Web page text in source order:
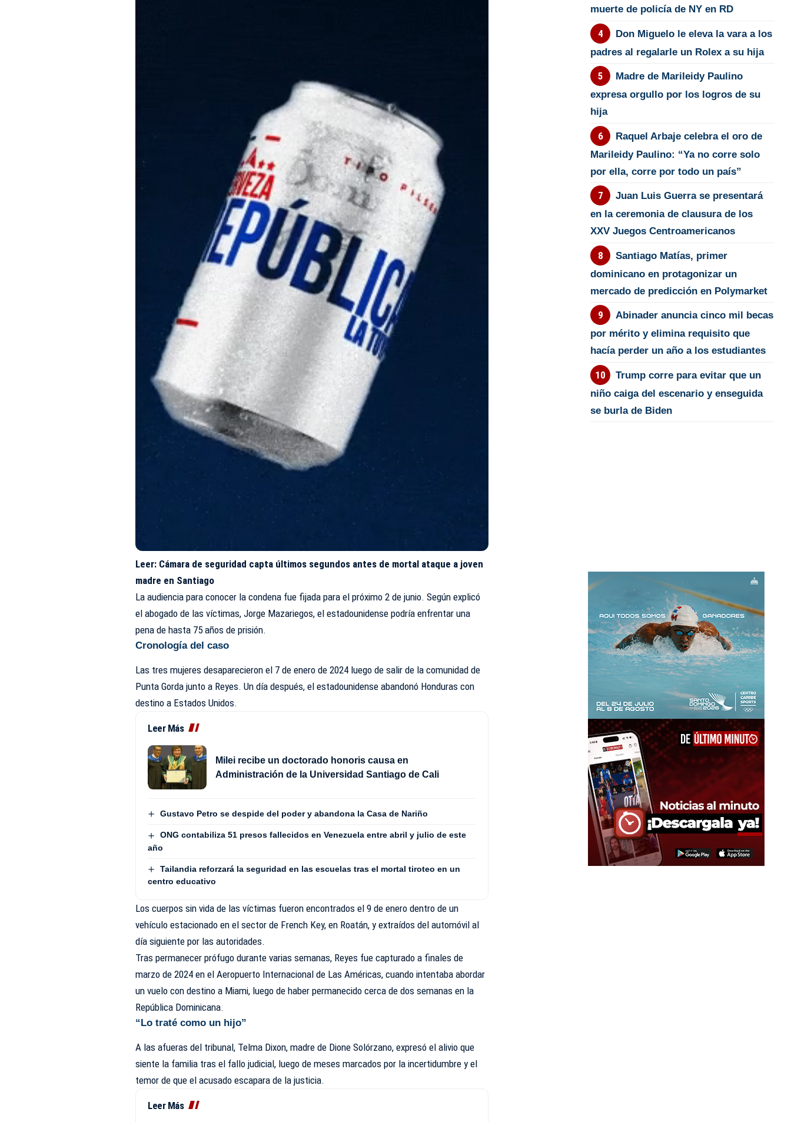
Leer: Cámara de seguridad capta últimos segundos antes de mortal ataque a joven
madre en Santiago
La audiencia para conocer la condena fue fijada para el próximo 2 de junio. Según explicó
el abogado de las víctimas, Jorge Mazariegos, el estadounidense podría enfrentar una
pena de hasta 75 años de prisión.
Cronología del caso
Las tres mujeres desaparecieron el 7 de enero de 2024 luego de salir de la comunidad de
Punta Gorda junto a Reyes. Un día después, el estadounidense abandonó Honduras con
destino a Estados Unidos.
Leer Más
Milei recibe un doctorado honoris causa en
Administración de la Universidad Santiago de Cali
Gustavo Petro se despide del poder y abandona la Casa de Nariño
ONG contabiliza 51 presos fallecidos en Venezuela entre abril y julio de este
año
Tailandia reforzará la seguridad en las escuelas tras el mortal tiroteo en un
centro educativo
Los cuerpos sin vida de las víctimas fueron encontrados el 9 de enero dentro de un
vehículo estacionado en el sector de French Key, en Roatán, y extraídos del automóvil al
día siguiente por las autoridades.
Tras permanecer prófugo durante varias semanas, Reyes fue capturado a finales de
marzo de 2024 en el Aeropuerto Internacional de Las Américas, cuando intentaba abordar
un vuelo con destino a Miami, luego de haber permanecido cerca de dos semanas en la
República Dominicana.
“Lo traté como un hijo”
A las afueras del tribunal, Telma Dixon, madre de Dione Solórzano, expresó el alivio que
siente la familia tras el fallo judicial, luego de meses marcados por la incertidumbre y el
temor de que el acusado escapara de la justicia.
Leer Más
muerte de policía de NY en RD
Don Miguelo le eleva la vara a los
padres al regalarle un Rolex a su hija
Madre de Marileidy Paulino
expresa orgullo por los logros de su
hija
Raquel Arbaje celebra el oro de
Marileidy Paulino: “Ya no corre solo
por ella, corre por todo un país”
Juan Luis Guerra se presentará
en la ceremonia de clausura de los
XXV Juegos Centroamericanos
Santiago Matías, primer
dominicano en protagonizar un
mercado de predicción en Polymarket
Abinader anuncia cinco mil becas
por mérito y elimina requisito que
hacía perder un año a los estudiantes
Trump corre para evitar que un
niño caiga del escenario y enseguida
se burla de Biden